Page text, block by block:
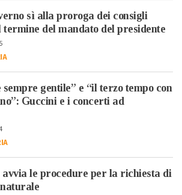
sì alla proroga dei consigli
del mandato del presidente
sempre gentile” e “il terzo tempo con
Guccini e i concerti ad
avvia le procedure per la richiesta di